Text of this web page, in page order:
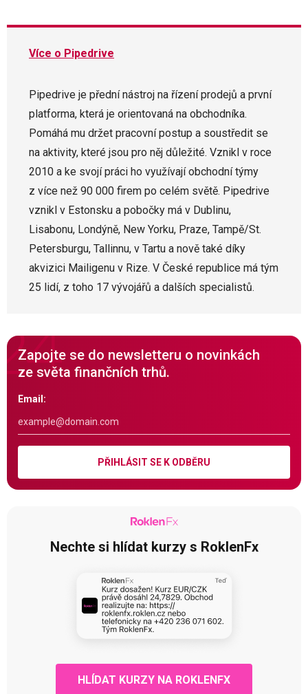
Více o Pipedrive
Pipedrive je přední nástroj na řízení prodejů a první
platforma, která je orientovaná na obchodníka.
Pomáhá mu držet pracovní postup a soustředit se
na aktivity, které jsou pro něj důležité. Vznikl v roce
2010 a ke svojí práci ho využívají obchodní týmy
z více než 90 000 firem po celém světě. Pipedrive
vznikl v Estonsku a pobočky má v Dublinu,
Lisabonu, Londýně, New Yorku, Praze, Tampě/St.
Petersburgu, Tallinnu, v Tartu a nově také díky
akvizici Mailigenu v Rize. V České republice má tým
25 lidí, z toho 17 vývojářů a dalších specialistů.
Zapojte se do newsletteru o novinkách
ze světa finančních trhů.
Email:
PŘIHLÁSIT SE K ODBĚRU
Nechte si hlídat kurzy s RoklenFx
HLÍDAT KURZY NA ROKLENFX